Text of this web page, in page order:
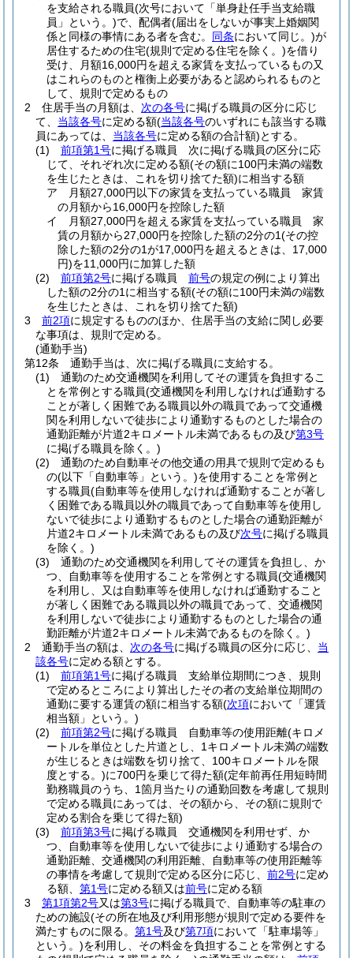
を支給される職員(次号において「単身赴任手当支給職
員」という。)で、配偶者(届出をしないが事実上婚姻関
係と同様の事情にある者を含む。 同条において同じ。)が
居住するための住宅(規則で定める住宅を除く。)を借り
受け、月額16,000円を超える家賃を支払っているもの又
はこれらのものと権衡上必要があると認められるものと
して、規則で定めるもの
2
住居手当の月額は、 次の各号に掲げる職員の区分に応じ
て、 当該各号に定める額(当該各号のいずれにも該当する職
員にあっては、 当該各号に定める額の合計額)とする。
(1)
前項第1号に掲げる職員 次に掲げる職員の区分に応
じて、それぞれ次に定める額(その額に100円未満の端数
を生じたときは、これを切り捨てた額)に相当する額
ア
月額27,000円以下の家賃を支払っている職員 家賃
の月額から16,000円を控除した額
イ
月額27,000円を超える家賃を支払っている職員 家
賃の月額から27,000円を控除した額の2分の1(その控
除した額の2分の1が17,000円を超えるときは、17,000
円)を11,000円に加算した額
(2)
前項第2号に掲げる職員 前号の規定の例により算出
した額の2分の1に相当する額(その額に100円未満の端数
を生じたときは、これを切り捨てた額)
3
前2項に規定するもののほか、住居手当の支給に関し必要
な事項は、規則で定める。
(通勤手当)
第12条
通勤手当は、次に掲げる職員に支給する。
(1)
通勤のため交通機関を利用してその運賃を負担するこ
とを常例とする職員(交通機関を利用しなければ通勤する
ことが著しく困難である職員以外の職員であって交通機
関を利用しないで徒歩により通勤するものとした場合の
通勤距離が片道2キロメートル未満であるもの及び第3号
に掲げる職員を除く。)
(2)
通勤のため自動車その他交通の用具で規則で定めるも
の(以下「自動車等」という。)を使用することを常例と
する職員(自動車等を使用しなければ通勤することが著し
く困難である職員以外の職員であって自動車等を使用し
ないで徒歩により通勤するものとした場合の通勤距離が
片道2キロメートル未満であるもの及び次号に掲げる職員
を除く。)
(3)
通勤のため交通機関を利用してその運賃を負担し、か
つ、自動車等を使用することを常例とする職員(交通機関
を利用し、又は自動車等を使用しなければ通勤すること
が著しく困難である職員以外の職員であって、交通機関
を利用しないで徒歩により通勤するものとした場合の通
勤距離が片道2キロメートル未満であるものを除く。)
2
通勤手当の額は、 次の各号に掲げる職員の区分に応じ、 当
該各号に定める額とする。
(1)
前項第1号に掲げる職員 支給単位期間につき、規則
で定めるところにより算出したその者の支給単位期間の
通勤に要する運賃の額に相当する額(次項において「運賃
相当額」という。)
(2)
前項第2号に掲げる職員 自動車等の使用距離(キロメ
ートルを単位とした片道とし、1キロメートル未満の端数
が生じるときは端数を切り捨て、100キロメートルを限
度とする。)に700円を乗じて得た額(定年前再任用短時間
勤務職員のうち、1箇月当たりの通勤回数を考慮して規則
で定める職員にあっては、その額から、その額に規則で
定める割合を乗じて得た額)
(3)
前項第3号に掲げる職員 交通機関を利用せず、か
つ、自動車等を使用しないで徒歩により通勤する場合の
通勤距離、交通機関の利用距離、自動車等の使用距離等
の事情を考慮して規則で定める区分に応じ、 前2号に定め
る額、 第1号に定める額又は前号に定める額
3
第1項第2号又は第3号に掲げる職員で、自動車等の駐車の
ための施設(その所在地及び利用形態が規則で定める要件を
満たすものに限る。 第1号及び第7項において「駐車場等」
という。)を利用し、その料金を負担することを常例とする